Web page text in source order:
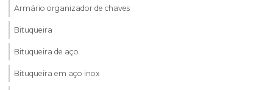
Armário organizador de chaves
Bituqueira
Bituqueira de aço
Bituqueira em aço inox